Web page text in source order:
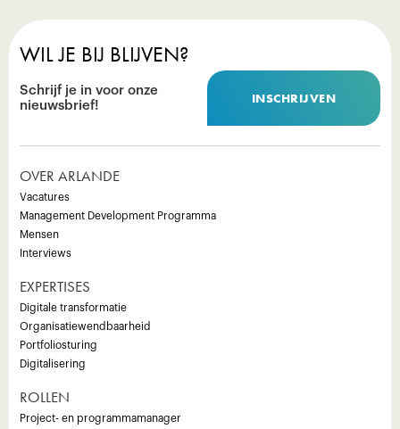
WIL JE BIJ BLIJVEN?
Schrijf je in voor onze
nieuwsbrief!
INSCHRIJVEN
OVER ARLANDE
Vacatures
Management Development Programma
Mensen
Interviews
EXPERTISES
Digitale transformatie
Organisatiewendbaarheid
Portfoliosturing
Digitalisering
ROLLEN
Project- en programmamanager